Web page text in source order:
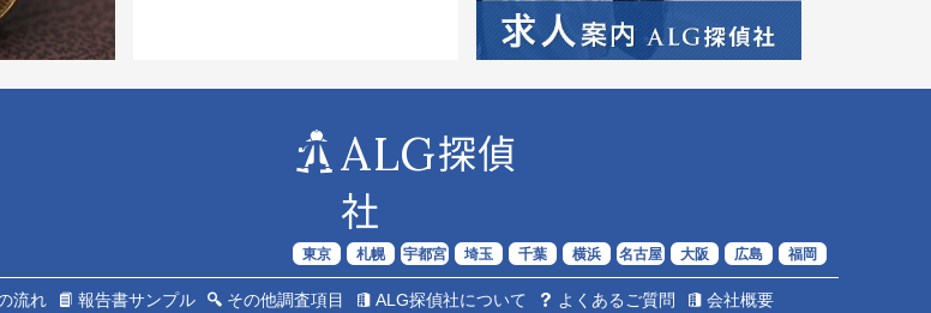
ALG探偵
社
東京 札幌 宇都宮 埼玉 千葉 横浜 名古屋 大阪 広島 福岡
流れ 報告書サンプル その他調査項目 ALG探偵社について よくあるご質問 会社概要